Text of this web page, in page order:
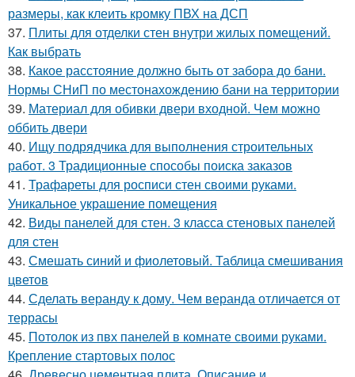
размеры, как клеить кромку ПВХ на ДСП
37. Плиты для отделки стен внутри жилых помещений.
Как выбрать
38. Какое расстояние должно быть от забора до бани.
Нормы СНиП по местонахождению бани на территории
39. Материал для обивки двери входной. Чем можно
оббить двери
40. Ищу подрядчика для выполнения строительных
работ. 3 Традиционные способы поиска заказов
41. Трафареты для росписи стен своими руками.
Уникальное украшение помещения
42. Виды панелей для стен. 3 класса стеновых панелей
для стен
43. Смешать синий и фиолетовый. Таблица смешивания
цветов
44. Сделать веранду к дому. Чем веранда отличается от
террасы
45. Потолок из пвх панелей в комнате своими руками.
Крепление стартовых полос